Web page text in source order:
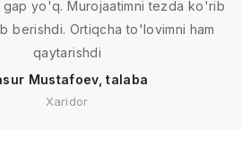
gap yo'q. Murojaatimni tezda ko'rib
berishdi. Ortiqcha to'lovimni ham
qaytarishdi
Mustafoev, talaba
Xaridor